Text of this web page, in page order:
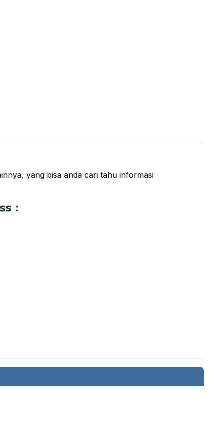
yang bisa anda cari tahu informasi
: